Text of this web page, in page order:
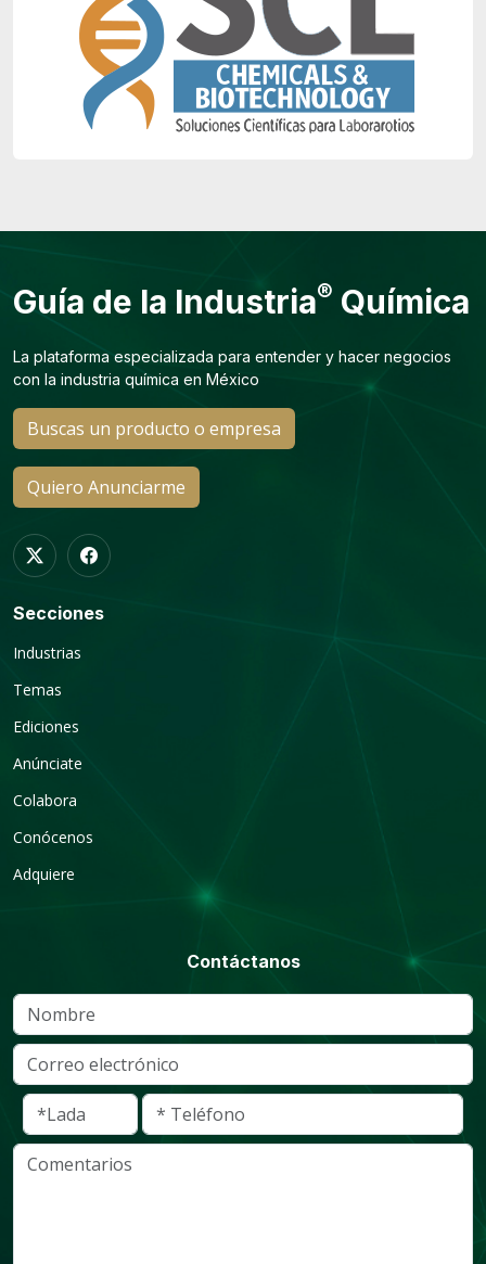
Guía de la Industria® Química
La plataforma especializada para entender y hacer negocios
con la industria química en México
Buscas un producto o empresa
Quiero Anunciarme
Secciones
Industrias
Temas
Ediciones
Anúnciate
Colabora
Conócenos
Adquiere
Contáctanos